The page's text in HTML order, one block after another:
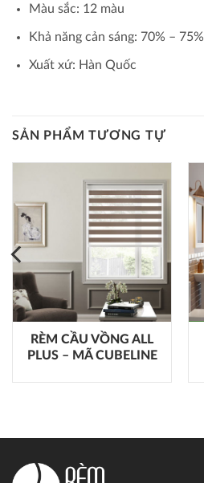
Màu sắc: 12 màu
Khả năng cản sáng: 70% – 75%
Xuất xứ: Hàn Quốc
SẢN PHẨM TƯƠNG TỰ
RÈM CẦU VỒNG ALL
PLUS – MÃ CUBELINE